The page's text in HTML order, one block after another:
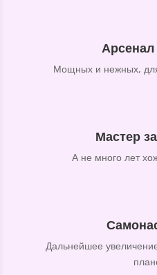
Арсенал
Мощных и нежных,
Мастер
А не много лет
Дальнейшее